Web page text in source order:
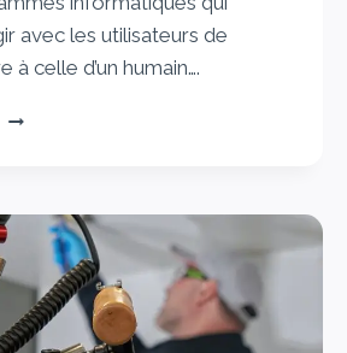
avec les utilisateurs de
à celle d’un humain….